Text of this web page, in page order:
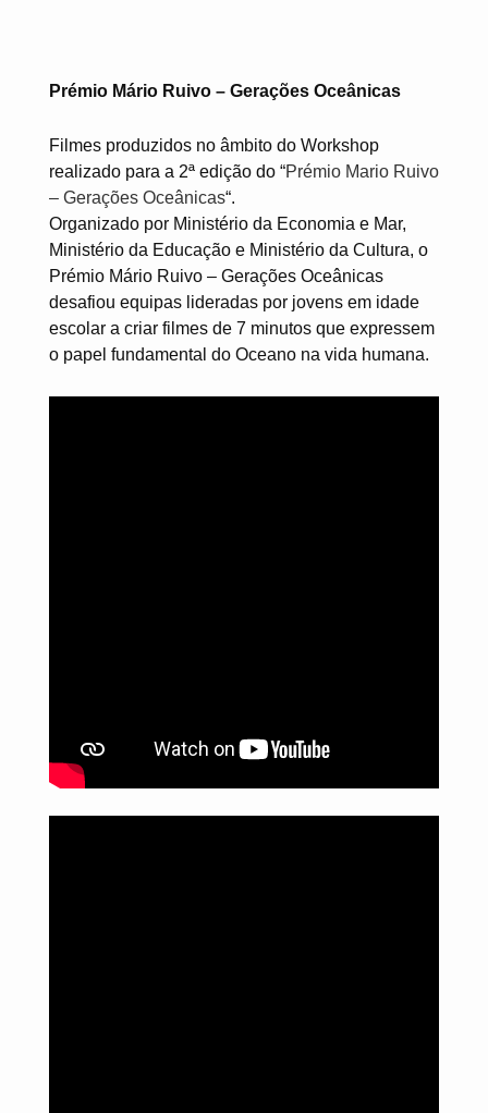
Prémio Mário Ruivo – Gerações Oceânicas
Filmes produzidos no âmbito do Workshop
realizado para a 2ª edição do “Prémio Mario Ruivo
– Gerações Oceânicas“.
Organizado por Ministério da Economia e Mar,
Ministério da Educação e Ministério da Cultura, o
Prémio Mário Ruivo – Gerações Oceânicas
desafiou equipas lideradas por jovens em idade
escolar a criar filmes de 7 minutos que expressem
o papel fundamental do Oceano na vida humana.